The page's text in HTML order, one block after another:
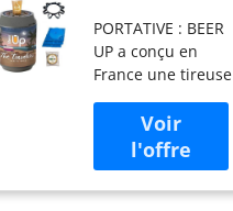
ceinture + 1 kit
de
remplissage-
tireuse à bières
portative-pour
Beertender-
20h de froid
PORTATIVE : BEER
UP a conçu en
France une tireuse
avec un poids
limité à 1,8kg hors
fût de 5L
Beertender et une